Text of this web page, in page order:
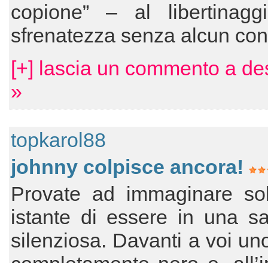
copione” – al
sfrenatezza senza alcun
[+] lascia un commento a
»
topkarol88
johnny colpisce ancora!
Provate ad immaginare
istante di essere in una
silenziosa. Davanti a voi